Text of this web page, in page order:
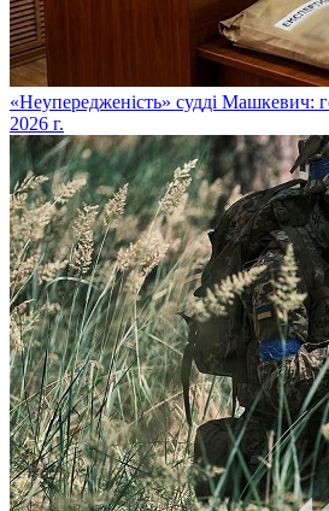
​«Неупередженість» судді Машкевич:
2026 г.